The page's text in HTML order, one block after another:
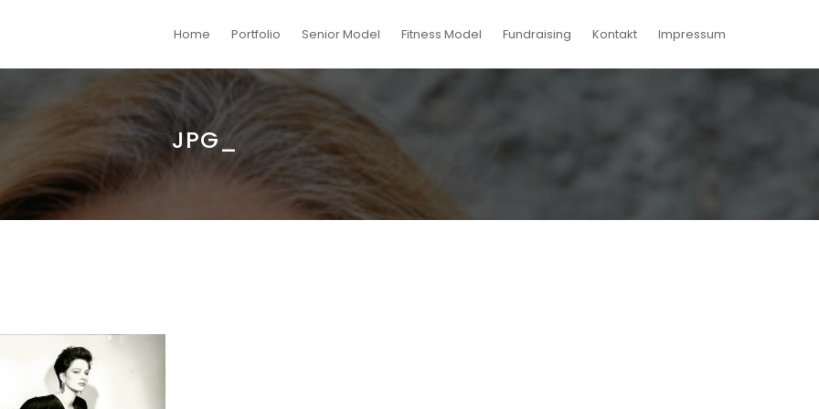
von Yoga und Pilates. Gleichzeitig interessiere ich mich für die Vielfalt des Lebens und der Mode und würde gerne mit
Home Portfolio Senior Model Fitness Model Fundraising Kontakt Impressum
JPG_